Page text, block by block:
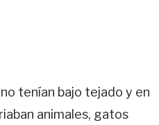
tenían bajo tejado y en
animales, gatos